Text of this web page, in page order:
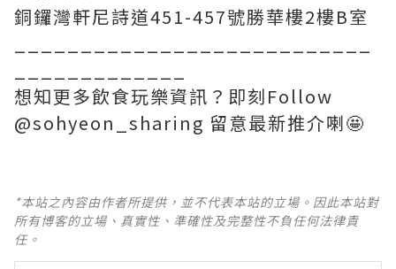
銅鑼灣軒尼詩道451-457號勝華樓2樓B室
想知更多飲食玩樂資訊？即刻Follow
@sohyeon_sharing 留意最新推介喇🤩
*本站之內容由作者所提供，並不代表本站的立場。因此本站對
所有博客的立場、真實性、準確性及完整性不負任何法律責
任。